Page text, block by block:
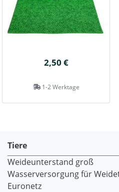
2,50 €
1-2 Werktage
Tiere
Weideunterstand groß
Wasserversorgung für
Euronetz